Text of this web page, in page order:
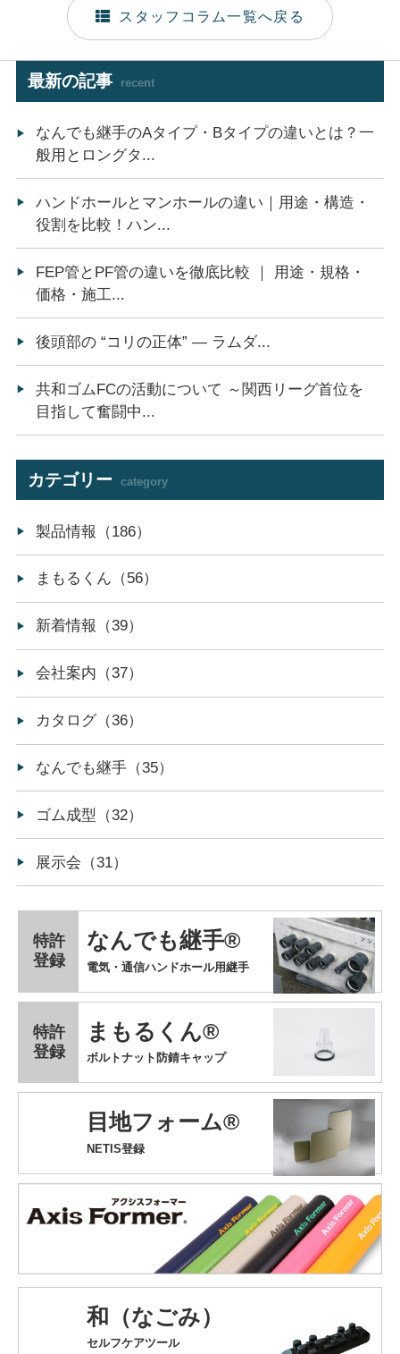
スタッフコラム一覧へ戻る
最新の記事 recent
なんでも継手のAタイプ・Bタイプの違いとは？一
般用とロングタ...
ハンドホールとマンホールの違い｜用途・構造・
役割を比較！ハン...
FEP管とPF管の違いを徹底比較 ｜ 用途・規格・
価格・施工...
後頭部の “コリの正体” ― ラムダ...
共和ゴムFCの活動について ～関西リーグ首位を
目指して奮闘中...
カテゴリー category
製品情報（186）
まもるくん（56）
新着情報（39）
会社案内（37）
カタログ（36）
なんでも継手（35）
ゴム成型（32）
展示会（31）
なんでも継手®
特許
登録
電気・通信ハンドホール用継手
まもるくん®
特許
登録
ボルトナット防錆キャップ
目地フォーム®
NETIS登録
和（なごみ）
セルフケアツール